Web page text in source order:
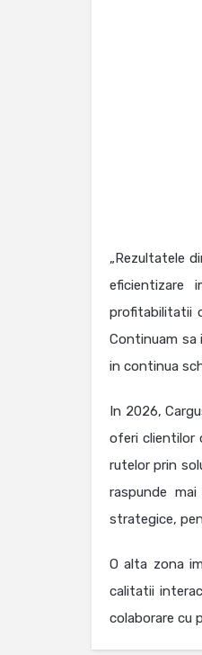
„Rezultatele
eficientizare
profitabilitatii
Continuam sa
in continua
In 2026,
oferi clientilor
rutelor prin
raspunde
strategice,
O alta zona
calitatii
colaborare cu